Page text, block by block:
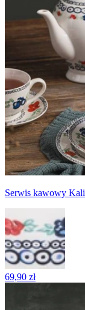
Serwis kawowy
69,90 zł